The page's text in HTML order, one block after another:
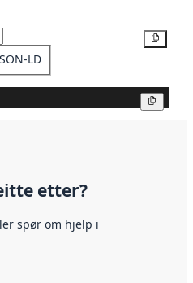
LD
etter?
spør om hjelp i